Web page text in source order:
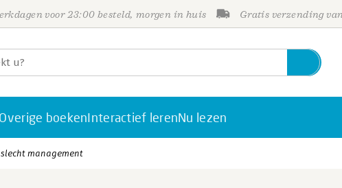
voor 23:00 besteld, morgen in huis Gratis verzending
Overige boekenInteractief lerenNu lezen
slecht management